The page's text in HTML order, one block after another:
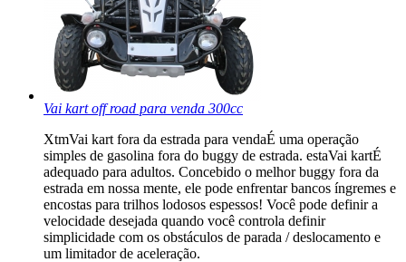
Vai kart off road para venda 300cc
XtmVai kart fora da estrada para vendaÉ uma operação
simples de gasolina fora do buggy de estrada. estaVai kartÉ
adequado para adultos. Concebido o melhor buggy fora da
estrada em nossa mente, ele pode enfrentar bancos íngremes e
encostas para trilhos lodosos espessos! Você pode definir a
velocidade desejada quando você controla definir
simplicidade com os obstáculos de parada / deslocamento e
um limitador de aceleração.